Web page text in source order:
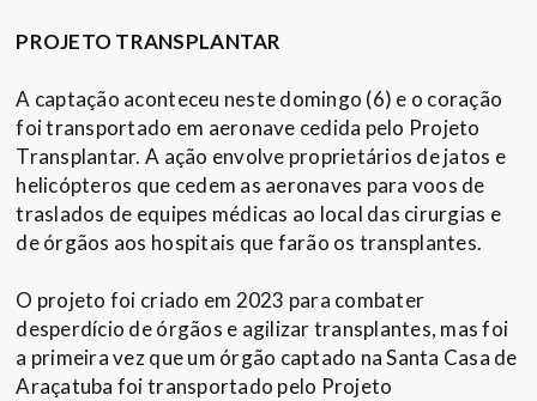
PROJETO TRANSPLANTAR
A captação aconteceu neste domingo (6) e o coração
foi transportado em aeronave cedida pelo Projeto
Transplantar. A ação envolve proprietários de jatos e
helicópteros que cedem as aeronaves para voos de
traslados de equipes médicas ao local das cirurgias e
de órgãos aos hospitais que farão os transplantes.
O projeto foi criado em 2023 para combater
desperdício de órgãos e agilizar transplantes, mas foi
a primeira vez que um órgão captado na Santa Casa de
Araçatuba foi transportado pelo Projeto